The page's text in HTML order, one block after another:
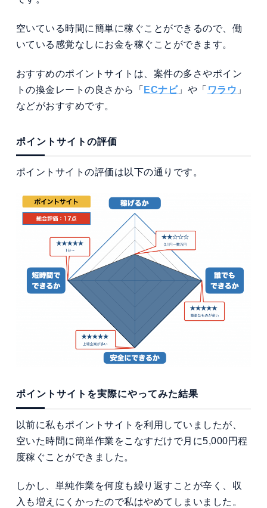
空いている時間に簡単に稼ぐことができるので、働
いている感覚なしにお金を稼ぐことができます。
おすすめのポイントサイトは、案件の多さやポイン
トの換金レートの良さから「 ECナビ」や「 ワラウ 」
などがおすすめです。
ポイントサイトの評価
ポイントサイトの評価は以下の通りです。
ポイントサイトを実際にやってみた結果
以前に私もポイントサイトを利用していましたが、
空いた時間に簡単作業をこなすだけで月に5,000円程
度稼ぐことができました。
しかし、単純作業を何度も繰り返すことが辛く、収
入も増えにくかったので私はやめてしまいました。